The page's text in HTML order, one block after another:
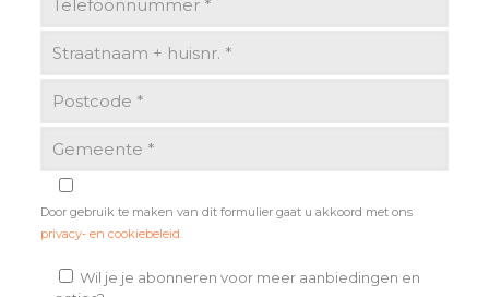
Door gebruik te maken van dit formulier gaat u akkoord met ons
privacy- en cookiebeleid
Wil je je abonneren voor meer aanbiedingen en